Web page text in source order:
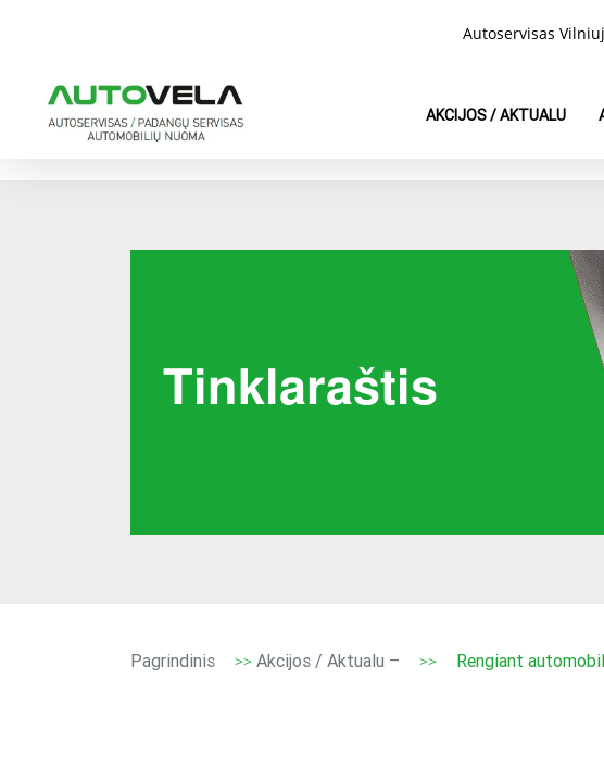
content
Autoservisas
AKCIJOS / AKTUALU
Tinklaraštis
Pagrindinis >> Akcijos / Aktualu – >> Rengiant